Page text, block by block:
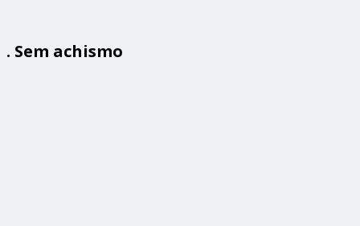
. Sem achismo